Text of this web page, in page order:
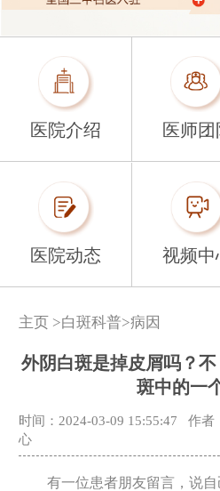
医院介绍 医师团
医院动态 视频中
主页 >白斑科普>病因
外阴白斑是掉皮屑吗？
斑中的一
时间：2024-03-09 15:55:47
作者
心
有一位患者朋友留言，说自